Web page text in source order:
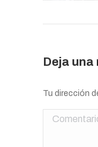
Deja
Tu dirección
Comentario